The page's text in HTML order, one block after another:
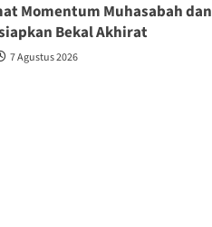
Momentum Muhasabah dan
Bekal Akhirat
7 Agustus 2026